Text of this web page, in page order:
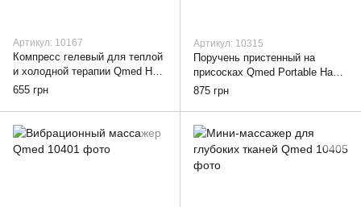
Артикул: 10167
Компресс гелевый для теплой
и холодной терапии Qmed Hot
Cold Pack 13 х 27 см
655 грн
Артикул: 10315
Поручень пристенный на
присосках Qmed Portable Hand
Grip
875 грн